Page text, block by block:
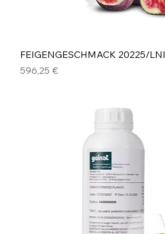
FEIGENGESCHMACK 20225/LNI
Preis
596,25 €